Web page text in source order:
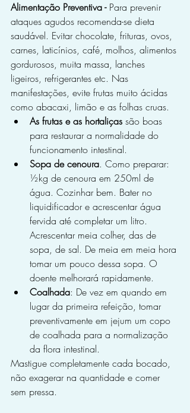
Alimentação Preventiva - Para prevenir
ataques agudos recomenda-se dieta
saudável. Evitar chocolate, frituras, ovos,
carnes, laticínios, café, molhos, alimentos
gordurosos, muita massa, lanches
ligeiros, refrigerantes etc. Nas
manifestações, evite frutas muito ácidas
como abacaxi, limão e as folhas cruas.
As frutas e as hortaliças são boas
para restaurar a normalidade do
funcionamento intestinal.
Sopa de cenoura. Como preparar:
½kg de cenoura em 250ml de
água. Cozinhar bem. Bater no
liquidificador e acrescentar água
fervida até completar um litro.
Acrescentar meia colher, das de
sopa, de sal. De meia em meia hora
tomar um pouco dessa sopa. O
doente melhorará rapidamente.
Coalhada: De vez em quando em
lugar da primeira refeição, tomar
preventivamente em jejum um copo
de coalhada para a normalização
da flora intestinal.
Mastigue completamente cada bocado,
não exagerar na quantidade e comer
sem pressa.